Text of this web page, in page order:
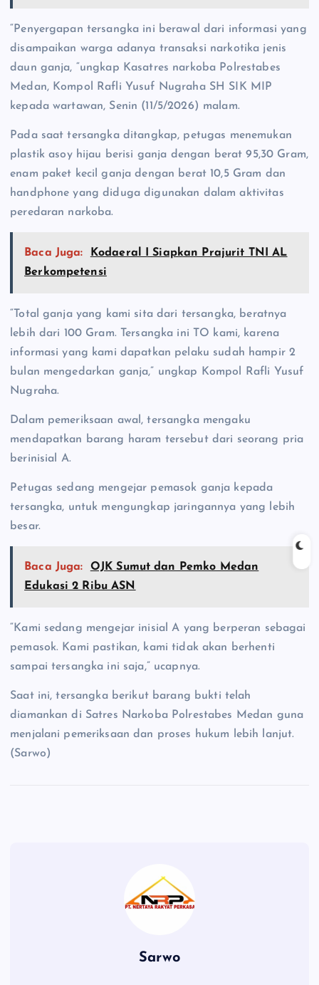
“Penyergapan tersangka ini berawal dari informasi yang
disampaikan warga adanya transaksi narkotika jenis
daun ganja, “ungkap Kasatres narkoba Polrestabes
Medan, Kompol Rafli Yusuf Nugraha SH SIK MIP
kepada wartawan, Senin (11/5/2026) malam.
Pada saat tersangka ditangkap, petugas menemukan
plastik asoy hijau berisi ganja dengan berat 95,30 Gram,
enam paket kecil ganja dengan berat 10,5 Gram dan
handphone yang diduga digunakan dalam aktivitas
peredaran narkoba.
Baca Juga:
Kodaeral I Siapkan Prajurit TNI AL
Berkompetensi
“Total ganja yang kami sita dari tersangka, beratnya
lebih dari 100 Gram. Tersangka ini TO kami, karena
informasi yang kami dapatkan pelaku sudah hampir 2
bulan mengedarkan ganja,” ungkap Kompol Rafli Yusuf
Nugraha.
Dalam pemeriksaan awal, tersangka mengaku
mendapatkan barang haram tersebut dari seorang pria
berinisial A.
Petugas sedang mengejar pemasok ganja kepada
tersangka, untuk mengungkap jaringannya yang lebih
besar.
Baca Juga:
OJK Sumut dan Pemko Medan
Edukasi 2 Ribu ASN
“Kami sedang mengejar inisial A yang berperan sebagai
pemasok. Kami pastikan, kami tidak akan berhenti
sampai tersangka ini saja,” ucapnya.
Saat ini, tersangka berikut barang bukti telah
diamankan di Satres Narkoba Polrestabes Medan guna
menjalani pemeriksaan dan proses hukum lebih lanjut.
(Sarwo)
Sarwo